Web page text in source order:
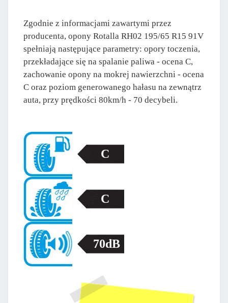
Zgodnie z informacjami zawartymi przez
producenta, opony Rotalla RH02 195/65 R15 91V
spełniają następujące parametry: opory toczenia,
przekładające się na spalanie paliwa - ocena C,
zachowanie opony na mokrej nawierzchni - ocena
C oraz poziom generowanego hałasu na zewnątrz
auta, przy prędkości 80km/h - 70 decybeli.
C
C
70dB